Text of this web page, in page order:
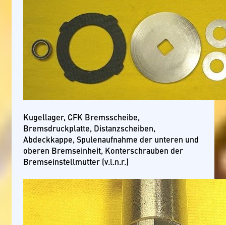
Kugellager, CFK Bremsscheibe,
Bremsdruckplatte, Distanzscheiben,
Abdeckkappe, Spulenaufnahme der unteren und
oberen Bremseinheit, Konterschrauben der
Bremseinstellmutter (v.l.n.r.)